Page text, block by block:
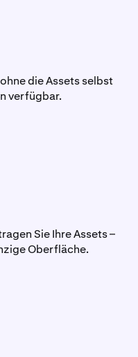
die Assets selbst
verfügbar.
Sie Ihre Assets –
Oberfläche.